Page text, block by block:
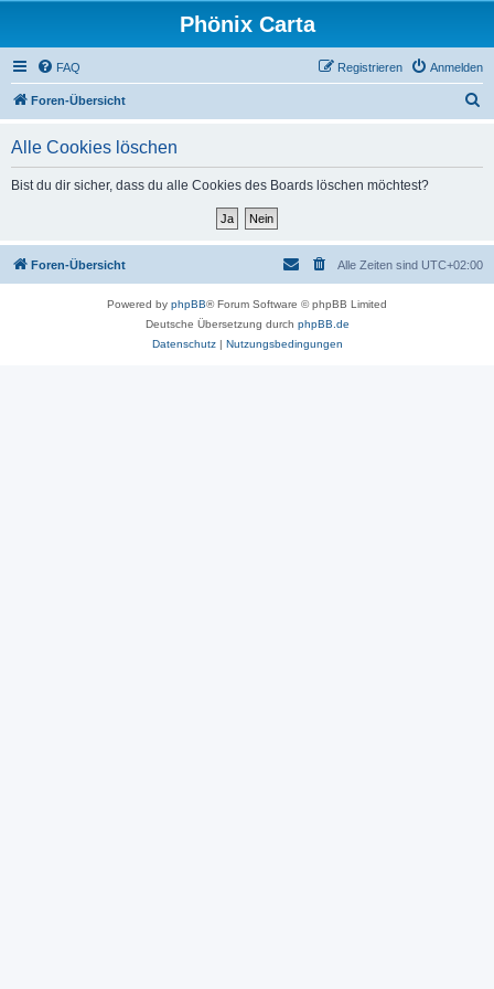
Phönix Carta
FAQ Anmelden
Registrieren
Foren-Übersicht
Alle Cookies löschen
Bist du dir sicher, dass du alle Cookies des Boards löschen möchtest?
Foren-Übersicht Alle Zeiten sind UTC+02:00
Powered by phpBB® Forum Software © phpBB Limited
Deutsche Übersetzung durch phpBB.de
Datenschutz| Nutzungsbedingungen